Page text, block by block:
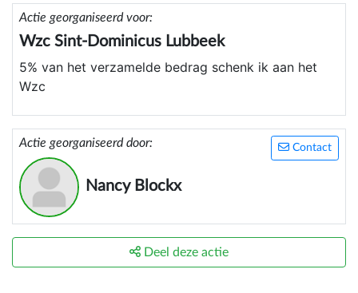
Actie georganiseerd voor:
Wzc Sint-Dominicus Lubbeek
5% van het verzamelde bedrag schenk ik aan het
Wzc
Contact
Actie georganiseerd door:
Nancy Blockx
Deel deze actie